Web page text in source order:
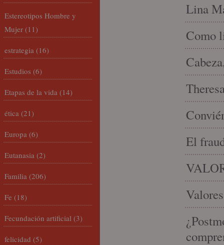
Lina
Como
El
Estereotipos Hombre y
Mujer (11)
estrategia (16)
Estudios (6)
Etapas de la vida (14)
ética (21)
Europa (6)
Eutanasia (2)
Familia (206)
Fe (18)
Fecundación artificial (3)
felicidad (5)